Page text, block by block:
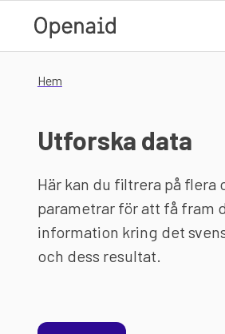
Hem
Utforska data
Här kan du filtrera på flera
parametrar för att få fram
information kring det
och dess resultat.